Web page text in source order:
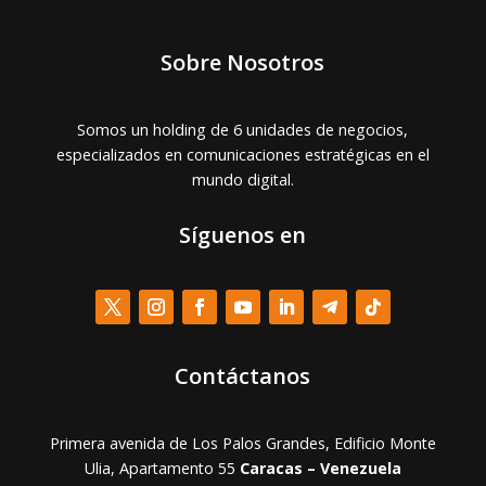
Sobre Nosotros
Somos un holding de 6 unidades de negocios,
especializados en comunicaciones estratégicas en el
mundo digital.
Síguenos en
Contáctanos
Primera avenida de Los Palos Grandes, Edificio Monte
Ulia, Apartamento 55 Caracas – Venezuela